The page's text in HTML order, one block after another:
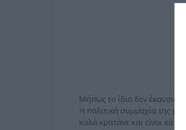
Μήπως το ίδιο δεν έκαναν
Η πολιτική συμμαχία της
καλά κρατάνε και είναι